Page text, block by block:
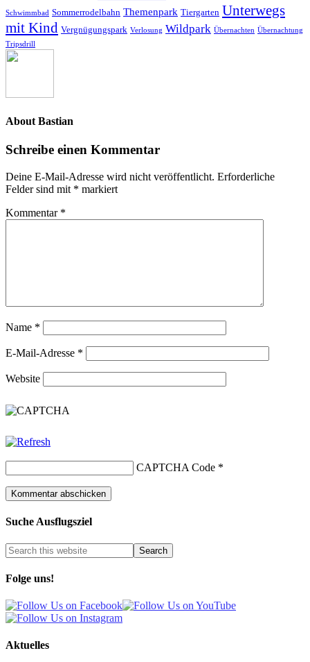
Schwimmbad Sommerrodelbahn Themenpark Tiergarten Unterwegs
mit Kind Vergnügungspark Verlosung Wildpark Übernachten Übernachtung
Tripsdrill
About Bastian
Schreibe einen Kommentar
Deine E-Mail-Adresse wird nicht veröffentlicht. Erforderliche
Felder sind mit * markiert
Kommentar *
Name *
E-Mail-Adresse *
Website
CAPTCHA Code *
Suche Ausflugsziel
Folge uns!
Aktuelles